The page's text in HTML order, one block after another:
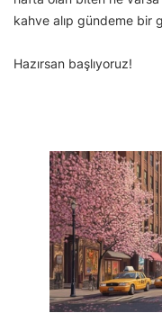
kahve alıp gündeme bir
Hazırsan başlıyoruz!